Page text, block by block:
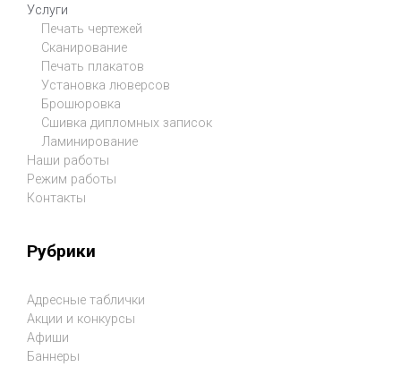
Услуги
Печать чертежей
Сканирование
Печать плакатов
Установка люверсов
Брошюровка
Сшивка дипломных записок
Ламинирование
Наши работы
Режим работы
Контакты
Рубрики
Адресные таблички
Акции и конкурсы
Афиши
Баннеры